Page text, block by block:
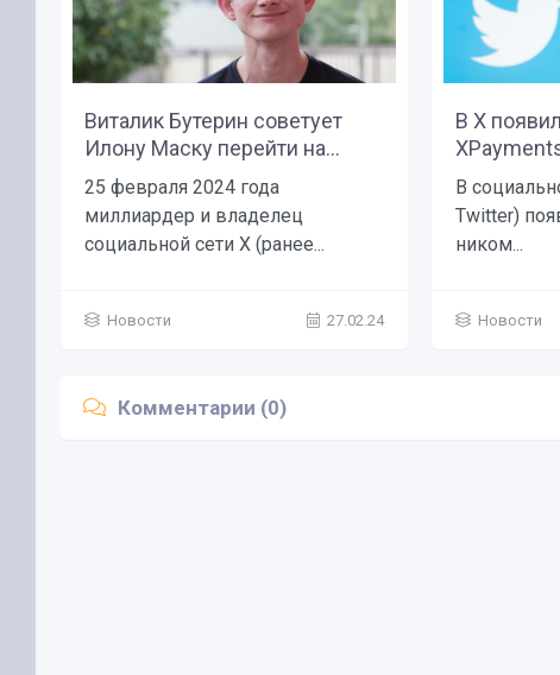
Виталик Бутерин советует
Илону Маску перейти на...
25 февраля 2024 года
миллиардер и владелец
социальной сети X (ранее...
Новости 27.02.24
В X
В
Twitter)
ником...
Новости
Комментарии (0)